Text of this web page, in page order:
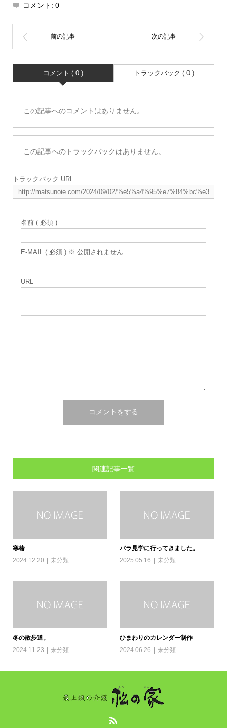
コメント: 0
コメント ( 0 ) トラックバック ( 0 )
この記事へのコメントはありません。
この記事へのトラックバックはありません。
トラックバック URL
名前 ( 必須 )
E-MAIL ( 必須 ) ※ 公開されません
URL
関連記事一覧
寒椿
2024.12.20
未分類
バラ見学に行ってきました。
2025.05.16
未分類
冬の散歩道。
2024.11.23
未分類
ひまわりのカレンダー制作
2024.06.26
未分類